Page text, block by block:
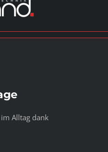
Alltag dank